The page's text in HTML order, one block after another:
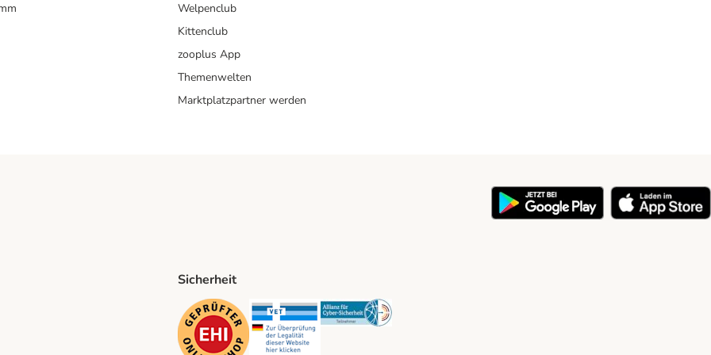
Welpenclub
Kittenclub
zooplus App
Themenwelten
Marktplatzpartner werden
Method
Sicherheit
Security Security Security